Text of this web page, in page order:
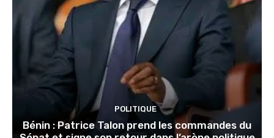
POLITIQUE
Bénin : Patrice Talon prend les commandes du